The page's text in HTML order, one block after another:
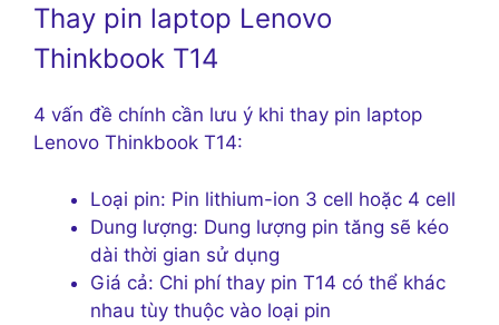
Thay pin laptop Lenovo
Thinkbook T14
4 vấn đề chính cần lưu ý khi thay pin laptop
Lenovo Thinkbook T14:
Loại pin: Pin lithium-ion 3 cell hoặc 4 cell
Dung lượng: Dung lượng pin tăng sẽ kéo
dài thời gian sử dụng
Giá cả: Chi phí thay pin T14 có thể khác
nhau tùy thuộc vào loại pin